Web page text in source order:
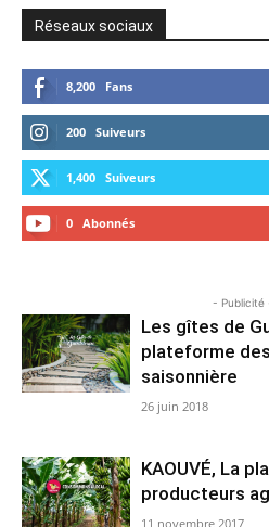
Réseaux sociaux
8,200 Fans
200 Suiveurs
1,400 Suiveurs
0 Abonnés
- Publicité
Les gîtes de
plateforme
saisonnière
26 juin 2018
KAOUVÉ, La
producteurs
11 novembre 2017